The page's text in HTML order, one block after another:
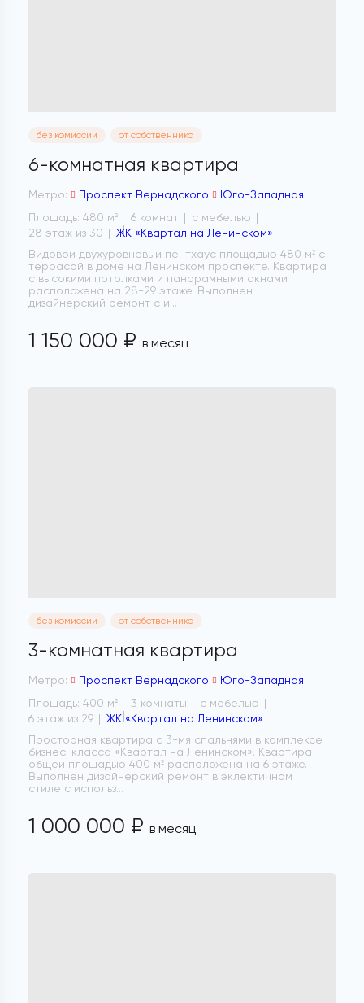
без комиссии от собственника
6-комнатная квартира
Метро: Проспект Вернадского
Юго-Западная
Площадь: 480 м 2 6 комнат
с мебелью
28 этаж из 30
ЖК «Квартал на Ленинском»
Видовой двухуровневый пентхаус площадью 480 м² с
террасой в доме на Ленинском проспекте. Квартира
с высокими потолками и панорамными окнами
расположена на 28-29 этаже. Выполнен
дизайнерский ремонт с и...
1 150 000 ₽ в месяц
без комиссии от собственника
3-комнатная квартира
Метро: Проспект Вернадского
Юго-Западная
Площадь: 400 м 2 3 комнаты
с мебелью
6 этаж из 29
ЖК «Квартал на Ленинском»
Просторная квартира с 3-мя спальнями в комплексе
бизнес-класса «Квартал на Ленинском». Квартира
общей площадью 400 м² расположена на 6 этаже.
Выполнен дизайнерский ремонт в эклектичном
стиле с использ...
1 000 000 ₽ в месяц